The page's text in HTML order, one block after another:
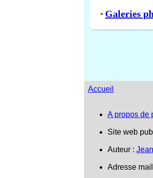
* Galeries
Accueil
A propos de
Site web
Auteur :
Adresse